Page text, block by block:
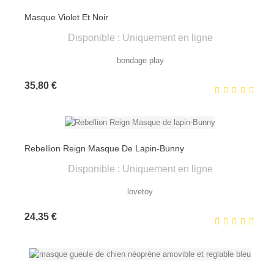
Masque Violet Et Noir
Disponible : Uniquement en ligne
bondage play
35,80 €Prix
Rebellion Reign Masque De Lapin-Bunny
Disponible : Uniquement en ligne
lovetoy
24,35 €Prix